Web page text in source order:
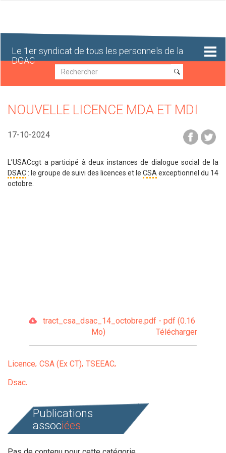
Le 1er syndicat de tous les personnels de la
DGAC
Recherche
Recherche
NOUVELLE LICENCE MDA ET MDI
17-10-2024
L’USACcgt a participé à deux instances de dialogue social de la
DSAC : le groupe de suivi des licences et le CSA exceptionnel du 14
octobre.
tract_csa_dsac_14_octobre.pdf - pdf (0.16
Mo)
Télécharger
Licence CSA (Ex CT) TSEEAC
Dsac
Publications
associées